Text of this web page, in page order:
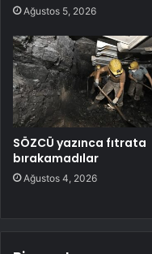
Ağustos 5, 2026
SÖZCÜ yazınca fıtrata
bırakamadılar
Ağustos 4, 2026